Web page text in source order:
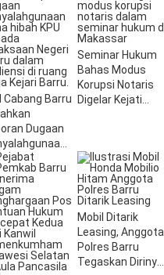
Cabang Barru
Dugaan
Hibah KPU
Barru
Seminar Hukum
Bahas Modus
Korupsi Notaris
Digelar Kejati
Mobil Ditarik
Leasing, Anggota
Polres Barru
Tegaskan Dirinya